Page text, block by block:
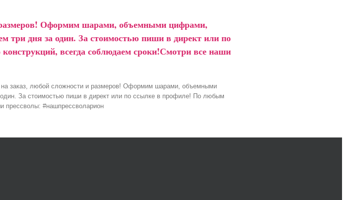
размеров! Оформим шарами, объемными цифрами,
три дня за один. За стоимостью пиши в директ или по
всегда соблюдаем сроки!Смотри все наши